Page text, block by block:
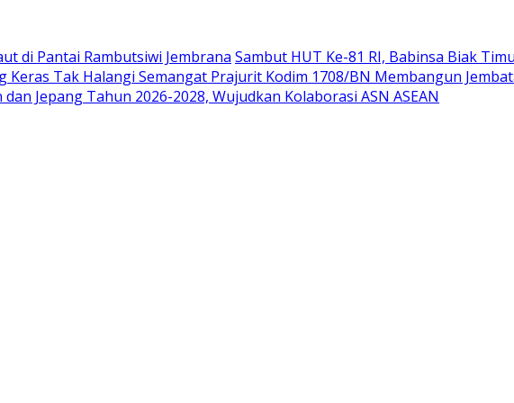
di Pantai Rambutsiwi Jembrana Sambut HUT Ke-81 RI, Babinsa Biak
Keras Tak Halangi Semangat Prajurit Kodim 1708/BN Membangun
Jepang Tahun 2026-2028, Wujudkan Kolaborasi ASN ASEAN